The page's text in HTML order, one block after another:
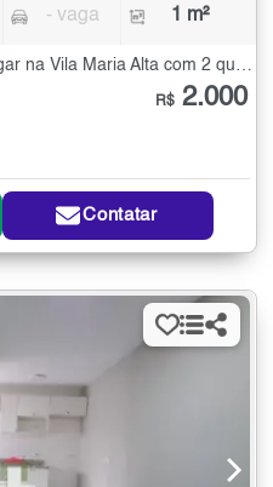
- vaga 1 m²
Condomínio Fechado para Alugar na Vila Maria Alta com 2 quartos - 1 m²
R$ 2.000
Contatar